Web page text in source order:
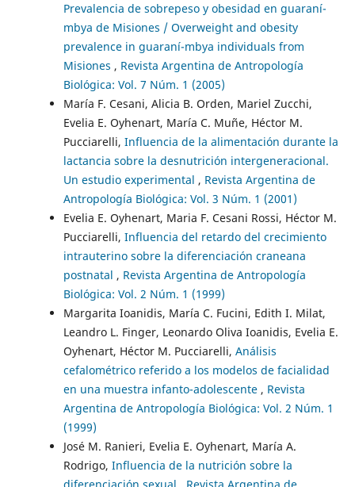
Prevalencia de sobrepeso y obesidad en guaraní-
mbya de Misiones / Overweight and obesity
prevalence in guaraní-mbya individuals from
Misiones , Revista Argentina de Antropología
Biológica: Vol. 7 Núm. 1 (2005)
María F. Cesani, Alicia B. Orden, Mariel Zucchi,
Evelia E. Oyhenart, María C. Muñe, Héctor M.
Pucciarelli, Influencia de la alimentación durante la
lactancia sobre la desnutrición intergeneracional.
Un estudio experimental , Revista Argentina de
Antropología Biológica: Vol. 3 Núm. 1 (2001)
Evelia E. Oyhenart, Maria F. Cesani Rossi, Héctor M.
Pucciarelli, Influencia del retardo del crecimiento
intrauterino sobre la diferenciación craneana
postnatal , Revista Argentina de Antropología
Biológica: Vol. 2 Núm. 1 (1999)
Margarita Ioanidis, María C. Fucini, Edith I. Milat,
Leandro L. Finger, Leonardo Oliva Ioanidis, Evelia E.
Oyhenart, Héctor M. Pucciarelli, Análisis
cefalométrico referido a los modelos de facialidad
en una muestra infanto-adolescente , Revista
Argentina de Antropología Biológica: Vol. 2 Núm. 1
(1999)
José M. Ranieri, Evelia E. Oyhenart, María A.
Rodrigo, Influencia de la nutrición sobre la